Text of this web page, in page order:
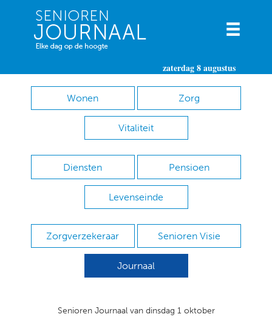
zaterdag 8 augustus
Wonen Zorg
Vitaliteit
Diensten Pensioen
Levenseinde
Zorgverzekeraar Senioren Visie
Journaal
Senioren Journaal van dinsdag 1 oktober